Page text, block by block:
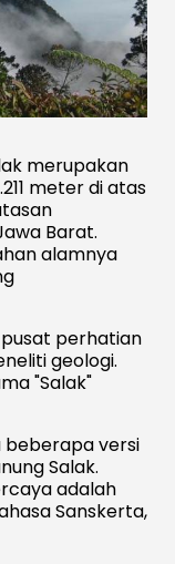
merupakan
meter di atas
Barat.
alamnya
perhatian
geologi.
"Salak"
beberapa versi
Salak.
adalah
Sanskerta,